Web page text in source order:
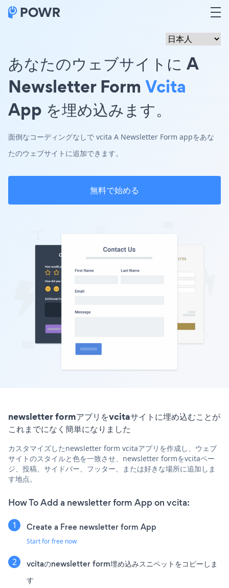
あなたのウェブサイトに A
Newsletter Form Vcita
App を埋め込みます。
面倒なコーディングなしで vcita A Newsletter Form appをあな
たのウェブサイトに追加できます。
無料で始める
newsletter formアプリをvcitaサイトに埋め込むことが
これまでになく簡単になりました
カスタマイズしたnewsletter form vcitaアプリを作成し、ウェブ
サイトのスタイルと色を一致させ、newsletter formをvcitaペー
ジ、投稿、サイドバー、フッター、または好きな場所に追加しま
す地点。
How To Add a newsletter form App on vcita:
Create a Free newsletter form App
Start for free now
vcitaのnewsletter form埋め込みスニペットをコピーしま
す